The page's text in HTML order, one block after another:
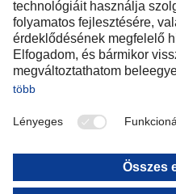
Spain
Sweden
Switzerland( DE FR)
Turkey
OCEANIA